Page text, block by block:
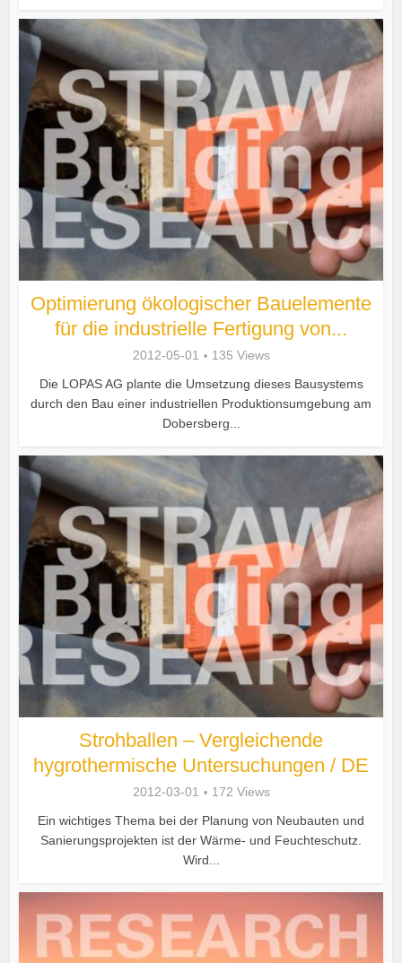
Optimierung ökologischer Bauelemente
für die industrielle Fertigung von...
2012-05-01
135 Views
Die LOPAS AG plante die Umsetzung dieses Bausystems
durch den Bau einer industriellen Produktionsumgebung am
Dobersberg...
Strohballen – Vergleichende
hygrothermische Untersuchungen / DE
2012-03-01
172 Views
Ein wichtiges Thema bei der Planung von Neubauten und
Sanierungsprojekten ist der Wärme- und Feuchteschutz.
Wird...